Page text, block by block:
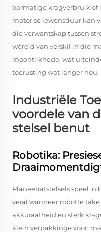
oormatige kragverbruik
motor se lewensduur kan
die verwantskap tussen
wêreld van verskil in die
moontlikhede, wat
toerusting wat langer hou.
Industriële
voordele van
stelsel benut
Robotika:
Planeetratstelsels speel
veral wanneer robotte
akkuraatheid en sterk
klein verpakkinge voor,